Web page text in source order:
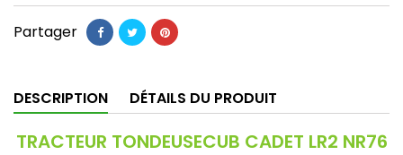
Partager
DESCRIPTION DÉTAILS DU PRODUIT
TRACTEUR TONDEUSECUB CADET LR2 NR76